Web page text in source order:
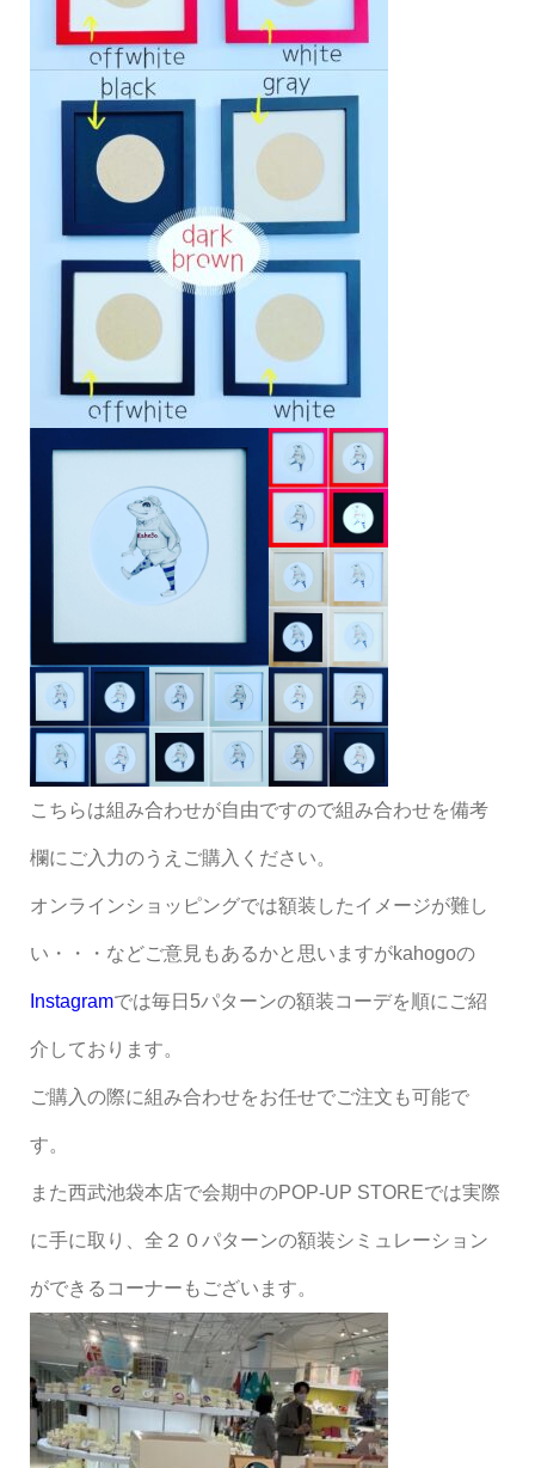
こちらは組み合わせが自由ですので組み合わせを備考
欄にご入力のうえご購入ください。
オンラインショッピングでは額装したイメージが難し
い・・・などご意見もあるかと思いますがkahogoの
Instagramでは毎日5パターンの額装コーデを順にご紹
介しております。
ご購入の際に組み合わせをお任せでご注文も可能で
す。
また西武池袋本店で会期中のPOP-UP STOREでは実際
に手に取り、全２０パターンの額装シミュレーション
ができるコーナーもございます。